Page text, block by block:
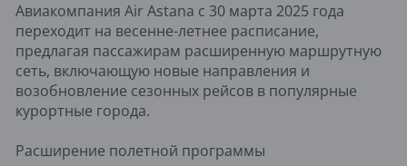
Авиакомпания Air Astana с 30 марта 2025 года
переходит на весенне-летнее расписание,
предлагая пассажирам расширенную маршрутную
сеть, включающую новые направления и
возобновление сезонных рейсов в популярные
курортные города.
Расширение полетной программы